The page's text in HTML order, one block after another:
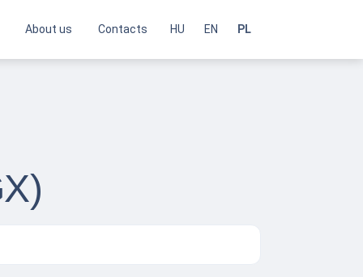
About us Contacts HU EN PL